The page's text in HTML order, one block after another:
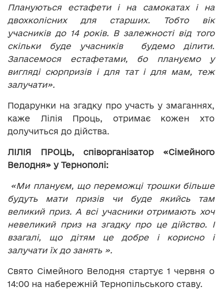
Плануються естафети і на самокатах і на
двохколісних для старших. Тобто вік
учасників до 14 років. В залежності від того
скільки буде учасників будемо ділити.
Запасемося естафетами, бо плануємо у
вигляді сюрпризів і для тат і для мам, теж
залучати».
Подарунки на згадку про участь у змаганнях,
каже Лілія Проць, отримає кожен хто
долучиться до дійства.
ЛІЛІЯ ПРОЦЬ, співорганізатор «Сімейного
Велодня» у Тернополі:
«Ми плануєм, що переможці трошки більше
будуть мати призів чи буде якийсь там
великий приз. А всі учасники отримають хоч
невеликий приз на згадку про це дійство. І
взагалі, що дітям це добре і корисно і
залучати їх до занять ».
Свято Сімейного Велодня стартує 1 червня о
14:00 на набережній Тернопільського ставу.